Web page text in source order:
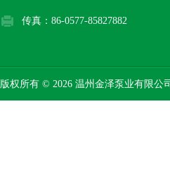
传真：86-0577-85827882
版权所有 © 2026 温州金泽泵业有限公